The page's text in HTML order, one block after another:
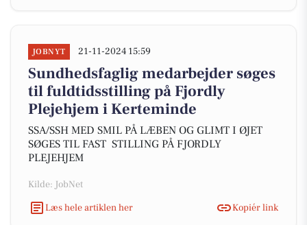
JOBNYT 21-11-2024 15:59
Sundhedsfaglig medarbejder søges
til fuldtidsstilling på Fjordly
Plejehjem i Kerteminde
SSA/SSH MED SMIL PÅ LÆBEN OG GLIMT I ØJET
SØGES TIL FAST STILLING PÅ FJORDLY
PLEJEHJEM
Kilde: JobNet
Læs hele artiklen her
Kopiér link